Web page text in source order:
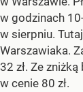
w godzinach
w sierpniu.
Warszawiaka.
32 zł. Ze
w cenie 80 zł.